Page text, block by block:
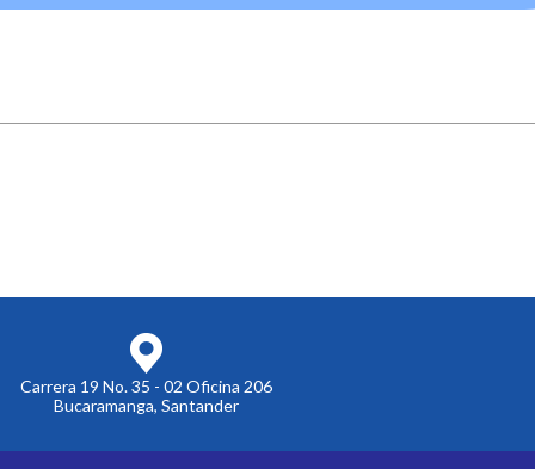
Carrera 19 No. 35 - 02 Oficina 206
Bucaramanga, Santander